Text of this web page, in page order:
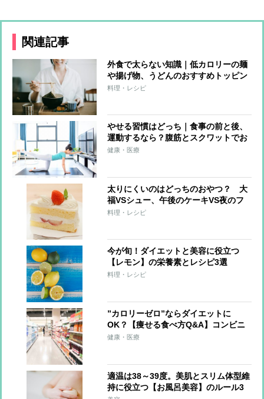
関連記事
外食で太らない知識｜低カロリーの麺
や揚げ物、うどんのおすすめトッピン
グは？
料理・レシピ
やせる習慣はどっち｜食事の前と後、
運動するなら？腹筋とスクワットでお
腹がやせるのは？
健康・医療
太りにくいのはどっちのおやつ？ 大
福VSシュー、午後のケーキVS夜のフ
ルーツ他
料理・レシピ
今が旬！ダイエットと美容に役立つ
【レモン】の栄養素とレシピ3選
料理・レシピ
”カロリーゼロ”ならダイエットに
OK？【痩せる食べ方Q&A】コンビニ
で食品を買うコツ
健康・医療
適温は38～39度。美肌とスリム体型維
持に役立つ【お風呂美容】のルール3